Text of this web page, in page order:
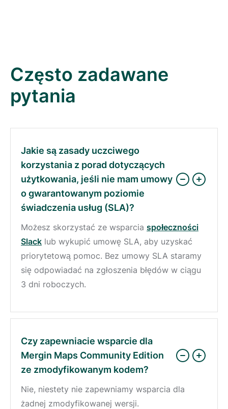
Często zadawane
pytania
Jakie są zasady uczciwego
korzystania z porad dotyczących
użytkowania, jeśli nie mam umowy
o gwarantowanym poziomie
świadczenia usług (SLA)?
Możesz skorzystać ze wsparcia społeczności
Slack lub wykupić umowę SLA, aby uzyskać
priorytetową pomoc. Bez umowy SLA staramy
się odpowiadać na zgłoszenia błędów w ciągu
3 dni roboczych.
Czy zapewniacie wsparcie dla
Mergin Maps Community Edition
ze zmodyfikowanym kodem?
Nie, niestety nie zapewniamy wsparcia dla
żadnej zmodyfikowanej wersji.